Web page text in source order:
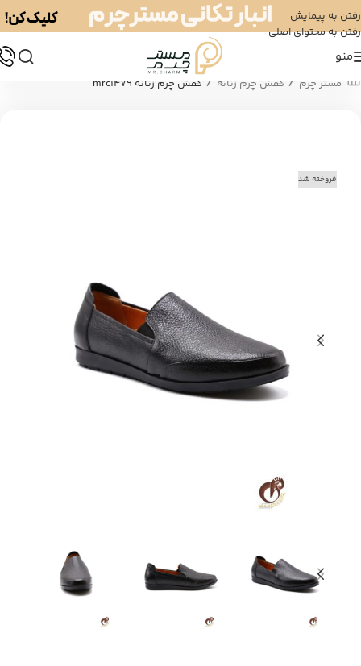
رفتن به پیمایش
رفتن به محتوای اصلی
منو
مستر چرم / کفش چرم زنانه / کفش چرم زنانه mrc1479
فروخته شد